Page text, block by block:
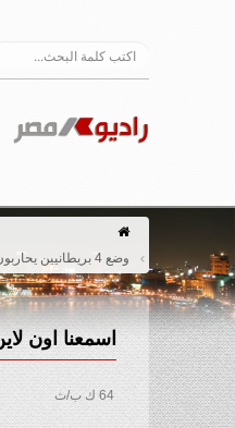
وضع 4 بريطانيين يحاربون في سوريا على قائمة عقوبات الأمم المتحدة
اسمعنا اون
64 ك ب/ث